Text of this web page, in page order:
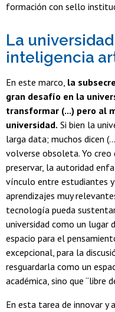
formación con sello
La
inteligencia
En este marco, la
gran desafío en la
transformar (...) pero al
universidad. Si bien la
larga data; muchos dicen
volverse obsoleta. Yo creo
preservar, la autoridad
vínculo entre estudiantes y
aprendizajes muy
tecnología pueda
universidad como un lugar
espacio para el
excepcional, para la
resguardarla como un
académica, sino que “libre
En esta tarea de innovar y